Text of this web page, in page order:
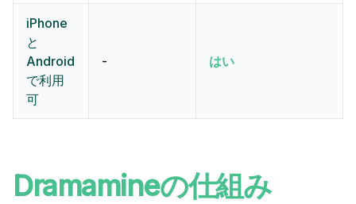
iPhone
と
Android
で利用
可
- はい
Dramamineの仕組み